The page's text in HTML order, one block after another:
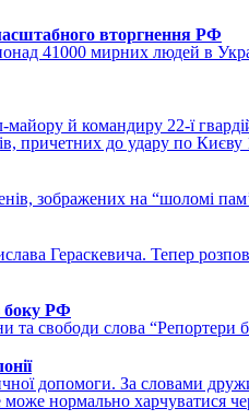
вторгнення РФ
41000 мирних людей в
й командиру 22-ї
причетних до удару по
зображених на “шоломі
Гераскевича. Тепер
боку РФ
та свободи слова “Репортери
допомоги. За словами
нормально харчуватися